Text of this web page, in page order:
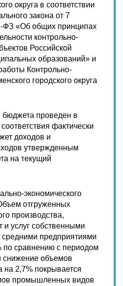
округа в соответствии
закона от 7
ФЗ «Об общих принципах
контрольно-
Российской
образований» и
Контрольно-
городского округа
проведен в
фактически
доходов и
утвержденным
на текущий
экономического
отгруженных
производства,
услуг собственными
предприятиями
по сравнению с периодом
снижение объемов
на 2,7% покрывается
промышленных видов